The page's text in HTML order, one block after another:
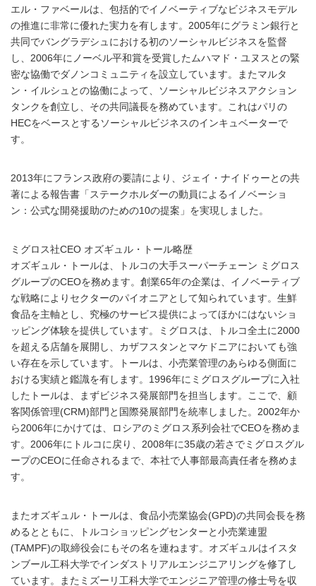
エル・ファベールは、包括的でイノベーティブなビジネスモデル
の推進に非常に優れた実力を有します。2005年にグラミン銀行と
共同でバングラデシュにおける初のソーシャルビジネスを監督
し、2006年にノーベル平和賞を受賞したムハマド・ユヌスとの緊
密な協働でダノンコミュニティを設立しています。またマルタ
ン・イルシュとの協働によって、ソーシャルビジネスアクション
タンクを創立し、その共同議長を務めています。これはパリの
HECをベースとするソーシャルビジネスのインキュベーターで
す。
2013年にフランス政府の要請により、ジェイ・ナイドゥーとの共
著による報告書「ステークホルダーの動員によるイノベーショ
ン：公式な開発援助のための10の提案」を実現しました。
ミグロス社CEO オズギュル・トール略歴
オズギュル・トールは、トルコの大手スーパーチェーン ミグロス
グループのCEOを務めます。創業65年の企業は、イノベーティブ
な戦略によりセクターのパイオニアとして知られています。生鮮
食品を主軸とし、究極のサービス提供によってほかにはないショ
ッピング体験を提供しています。ミグロスは、トルコ全土に2000
を超える店舗を展開し、カザフスタンとマケドニアにおいても強
い存在を示しています。トールは、小売業管理のあらゆる側面に
おける実績と鑑識を有します。1996年にミグロスグループに入社
したトールは、まずビジネス発展部門を担当します。ここで、顧
客関係管理(CRM)部門と国際発展部門を統率しました。2002年か
ら2006年にかけては、ロシアのミグロス系列会社でCEOを務めま
す。2006年にトルコに戻り、2008年に35歳の若さでミグロスグル
ープのCEOに任命されるまで、本社で人事部最高責任者を務めま
す。
またオズギュル・トールは、食品小売業協会(GPD)の共同会長を務
めるとともに、トルコショッピングセンターと小売業連盟
(TAMPF)の取締役会にもその名を連ねます。オズギュルはイスタ
ンブール工科大学でインダストリアルエンジニアリングを修了し
ています。またミズーリ工科大学でエンジニア管理の修士号を収